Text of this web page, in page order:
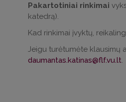
Pakartotiniai rinkimai
katedrą).
Kad rinkimai įvyktų,
Jeigu turėtumėte klausimų
daumantas.katinas@flf.vu.lt.